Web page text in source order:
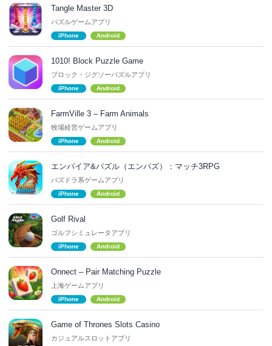
Tangle Master 3D
パズルゲームアプリ
iPhone Android
1010! Block Puzzle Game
ブロック・ジグソーパズルアプリ
iPhone Android
FarmVille 3 – Farm Animals
牧場経営ゲームアプリ
iPhone Android
エンパイア&パズル（エンパズ）：マッチ3RPG
パズドラ系ゲームアプリ
iPhone Android
Golf Rival
ゴルフシミュレータアプリ
iPhone Android
Onnect – Pair Matching Puzzle
上海ゲームアプリ
iPhone Android
Game of Thrones Slots Casino
カジュアルスロットアプリ